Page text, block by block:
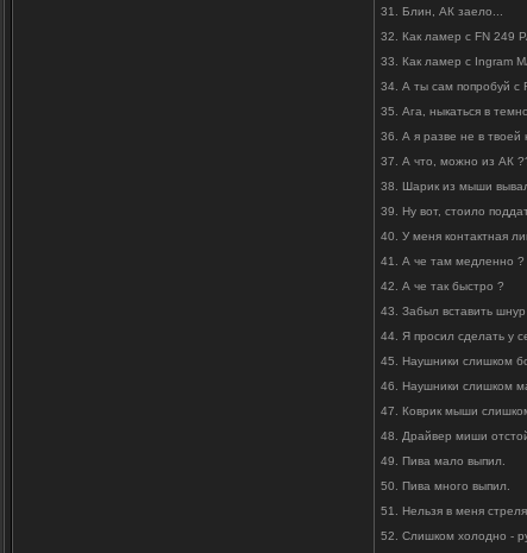
31. Блин, АК заело...
32. Как ламер с FN 249
33. Как ламер с Ingram
34. А ты сам попробуй с
35. Ага, ныкаться в
36. А я разве не в твоей
37. А что, можно из АК
38. Шарик из мыши
39. Ну вот, стоило
40. У меня контактная
41. А че там медленно ?
42. А че так быстро ?
43. Забыл вставить
44. Я просил сделать у
45. Наушники слишком
46. Наушники слишком
47. Коврик мыши
48. Драйвер миши
49. Пива мало выпил.
50. Пива много выпил.
51. Нельзя в меня
52. Слишком холодно -